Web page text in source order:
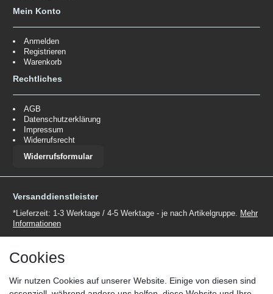
Mein Konto
Anmelden
Registrieren
Warenkorb
Rechtliches
AGB
Datenschutzerklärung
Impressum
Widerrufsrecht
Widerrufsformular
Versanddienstleister
*Lieferzeit: 1-3 Werktage / 4-5 Werktage - je nach Artikelgruppe. Mehr
Informationen
Cookies
Wir nutzen Cookies auf unserer Website. Einige von diesen sind